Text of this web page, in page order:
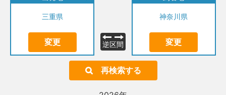
三重県
変更 逆区間
神奈川県
変更
再検索する